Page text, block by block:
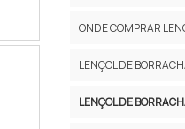
ONDE COMPRAR
LENÇOL DE
LENÇOL DE